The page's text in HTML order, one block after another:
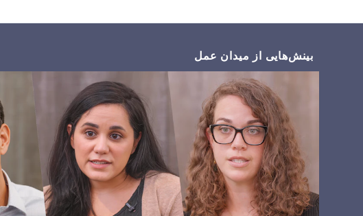
بینش‌هایی از میدان عمل